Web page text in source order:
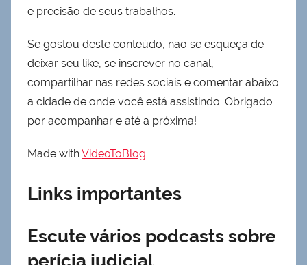
e precisão de seus trabalhos.
Se gostou deste conteúdo, não se esqueça de
deixar seu like, se inscrever no canal,
compartilhar nas redes sociais e comentar abaixo
a cidade de onde você está assistindo. Obrigado
por acompanhar e até a próxima!
Made withVideoToBlog
Links importantes
Escute vários podcasts sobre